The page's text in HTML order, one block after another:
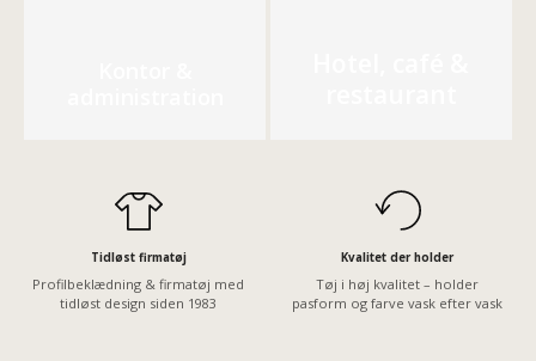
Tidløst firmatøj
Profilbeklædning & firmatøj med
tidløst design siden 1983
Kvalitet der holder
Tøj i høj kvalitet – holder
pasform og farve vask efter vask